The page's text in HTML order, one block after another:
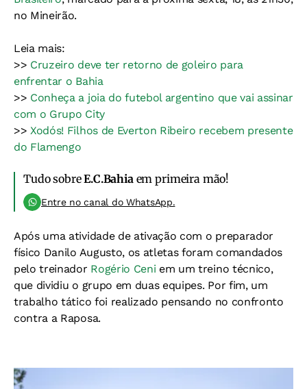
no Mineirão.
Leia mais:
>> Cruzeiro deve ter retorno de goleiro para
enfrentar o Bahia
>> Conheça a joia do futebol argentino que vai assinar
com o Grupo City
>> Xodós! Filhos de Everton Ribeiro recebem presente
do Flamengo
Tudo sobreE.C.Bahia em primeira mão!
Entre no canal do WhatsApp.
Após uma atividade de ativação com o preparador
físico Danilo Augusto, os atletas foram comandados
pelo treinador Rogério Ceni em um treino técnico,
que dividiu o grupo em duas equipes. Por fim, um
trabalho tático foi realizado pensando no confronto
contra a Raposa.